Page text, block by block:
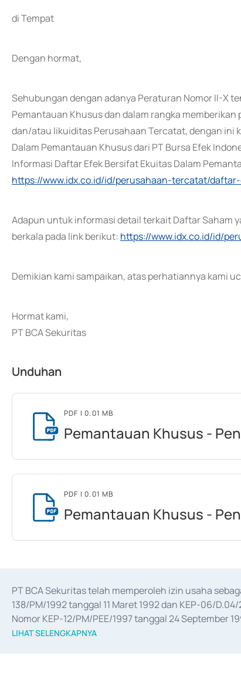
di Tempat
Dengan hormat,
Sehubungan dengan adanya Peraturan Nomor II-X
Pemantauan Khusus dan dalam rangka
dan/atau likuiditas Perusahaan Tercatat, dengan ini
Dalam Pemantauan Khusus dari PT Bursa Efek
Informasi Daftar Efek Bersifat Ekuitas Dalam
https://www.idx.co.id/id/perusahaan-tercatat/
Adapun untuk informasi detail terkait Daftar Saham
berkala pada link berikut: https://www.idx.co.id/id/
Demikian kami sampaikan, atas perhatiannya kami
Hormat kami,
PT BCA Sekuritas
Unduhan
PDF | 0.01 MB
Pemantauan Khusus -
PDF | 0.01 MB
Pemantauan Khusus -
PT BCA Sekuritas telah memperoleh izin usaha
138/PM/1992 tanggal 11 Maret 1992 dan KEP-06/
Nomor KEP-12/PM/PEE/1997 tanggal 24 September
merger, akuisisi, divestasi, dan
LIHAT SELENGKAPNYA